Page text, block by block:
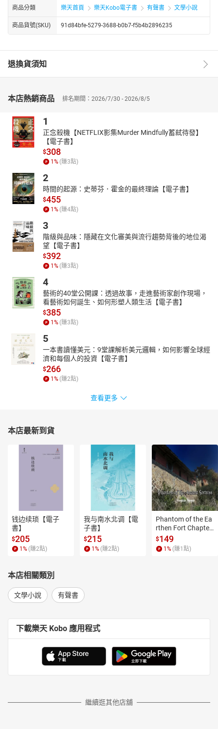
商品分類 樂天首頁 樂天Kobo電子書 有聲書 文學小說
商品貨號(SKU) 91d84bfe-5279-3688-b0b7-f5b4b2896235
退換貨須知
本店熱銷商品 排名期間：2026/7/30 - 2026/8/5
1
正念殺機【NETFLIX影集Murder Mindfully蓄弒待發】
【電子書】
$308
1 % (賺3點)
2
時間的起源：史蒂芬．霍金的最終理論【電子書】
$455
1 % (賺4點)
3
階級與品味：隱藏在文化審美與流行趨勢背後的地位渴
望【電子書】
$392
1 % (賺3點)
4
藝術的40堂公開課：透過故事，走進藝術家創作現場，
看藝術如何誕生、如何形塑人類生活【電子書】
$385
1 % (賺3點)
5
一本書讀懂美元：9堂課解析美元邏輯，如何影響全球經
濟和每個人的投資【電子書】
$266
1 % (賺2點)
查看更多
本店最新到貨
钱边续琐【電子
書】
$205
1% (賺2點)
我与南水北调【電
子書】
$215
1% (賺2點)
Phantom of the Ea
rthen Fort Chapter
4【有聲書】
$149
1% (賺1點)
本店相關類別
文學小說 有聲書
下載樂天 Kobo 應用程式
繼續逛其他店舖